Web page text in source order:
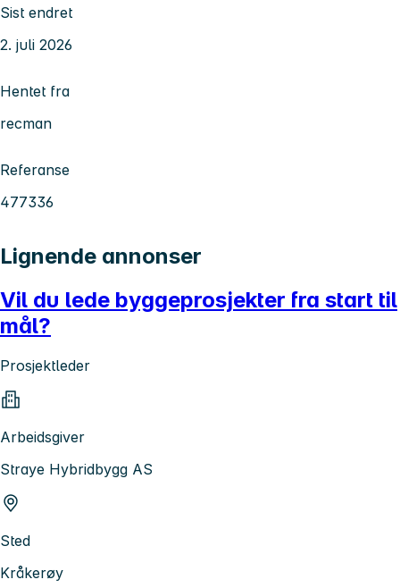
Sist endret
2. juli 2026
Hentet fra
recman
Referanse
477336
Lignende annonser
Vil du lede byggeprosjekter fra start til
mål?
Prosjektleder
Arbeidsgiver
Straye Hybridbygg AS
Sted
Kråkerøy